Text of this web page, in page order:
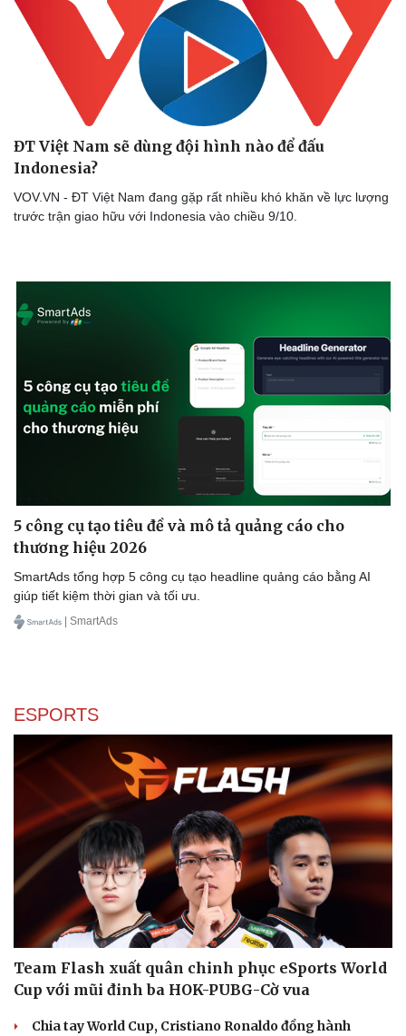
Văn hóa
Âm nhạc
Di sản
Giải trí
Thời trang
Sao Việt
ĐT Việt Nam sẽ dùng đội hình nào để đấu
Indonesia?
VOV.VN - ĐT Việt Nam đang gặp rất nhiều khó khăn về lực lượng
trước trận giao hữu với Indonesia vào chiều 9/10.
5 công cụ tạo tiêu đề và mô tả quảng cáo cho
thương hiệu 2026
SmartAds tổng hợp 5 công cụ tạo headline quảng cáo bằng AI
giúp tiết kiệm thời gian và tối ưu.
| SmartAds
ESPORTS
Team Flash xuất quân chinh phục eSports World
Cup với mũi đinh ba HOK-PUBG-Cờ vua
Chia tay World Cup, Cristiano Ronaldo đồng hành